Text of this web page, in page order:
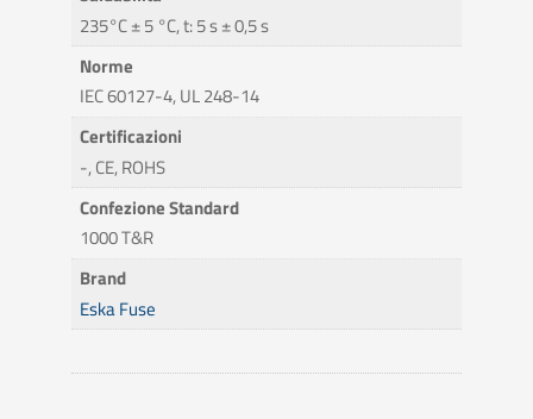
235°C ± 5 °C, t: 5 s ± 0,5 s
Norme
IEC 60127-4, UL 248-14
Certificazioni
-, CE, ROHS
Confezione Standard
1000 T&R
Brand
Eska Fuse